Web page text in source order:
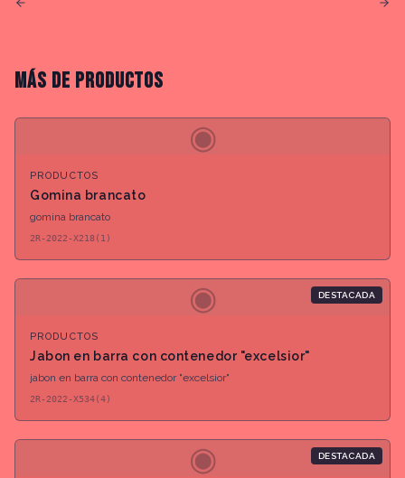
MÁS DE PRODUCTOS
◉
PRODUCTOS
Gomina brancato
gomina brancato
2R-2022-X218(1)
◉ DESTACADA
PRODUCTOS
Jabon en barra con contenedor "excelsior"
jabon en barra con contenedor "excelsior"
2R-2022-X534(4)
◉ DESTACADA